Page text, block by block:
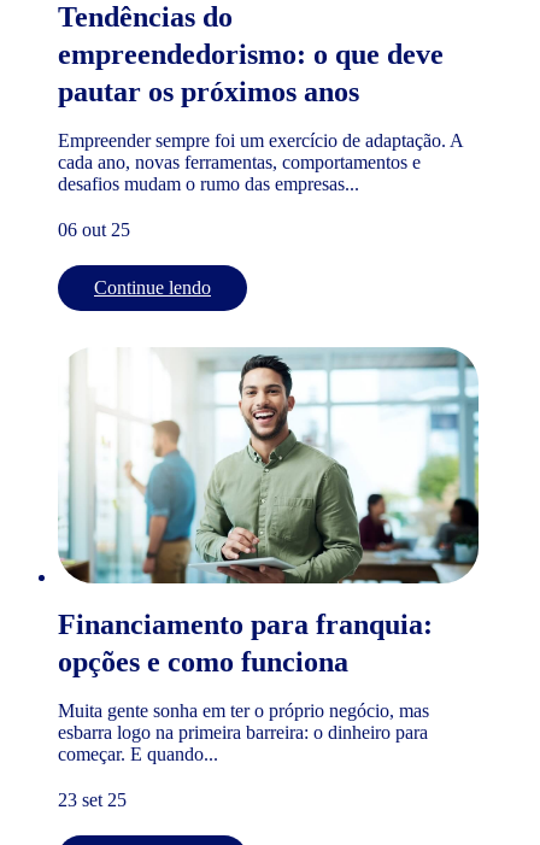
Tendências do
empreendedorismo: o que deve
pautar os próximos anos
Empreender sempre foi um exercício de adaptação. A
cada ano, novas ferramentas, comportamentos e
desafios mudam o rumo das empresas...
06 out 25
Continue lendo
Financiamento para franquia:
opções e como funciona
Muita gente sonha em ter o próprio negócio, mas
esbarra logo na primeira barreira: o dinheiro para
começar. E quando...
23 set 25